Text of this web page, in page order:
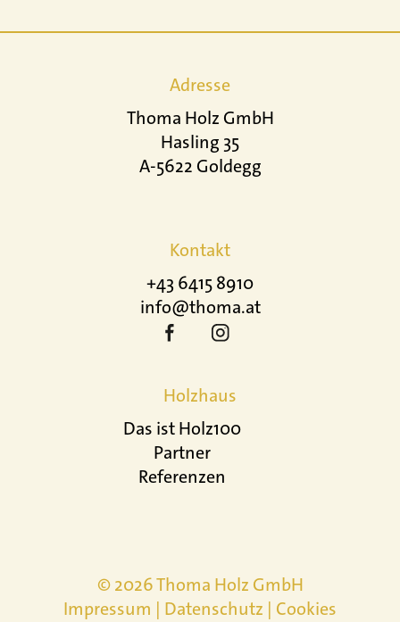
Adresse
Thoma Holz GmbH
Hasling 35
A-5622 Goldegg
Kontakt
+43 6415 8910
info@thoma.at
Holzhaus
Das ist Holz100
Partner
Referenzen
© 2026 Thoma Holz GmbH
Impressum | Datenschutz | Cookies